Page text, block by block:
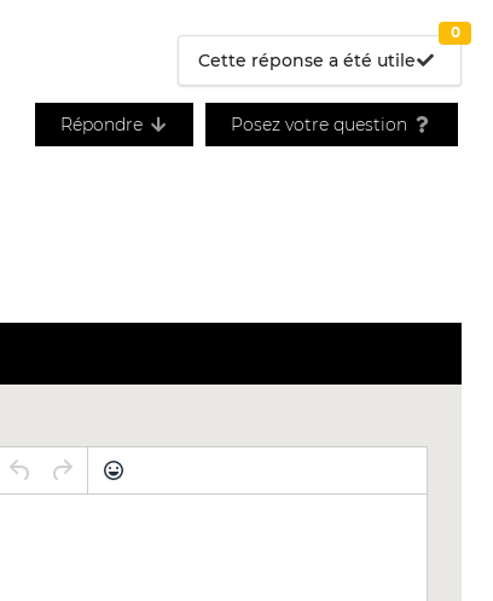
Cette réponse a été utile
0
Répondre Posez votre question